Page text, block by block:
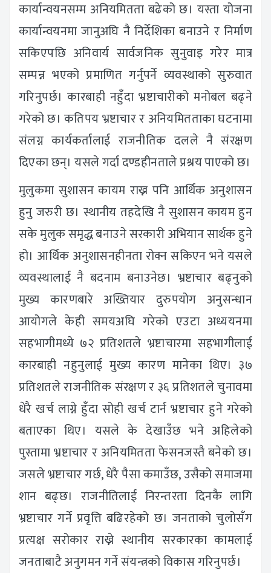
कार्यान्वयनसम्म अनियमितता बढेको छ। यस्ता योजना
कार्यान्वयनमा जानुअघि नै निर्देशिका बनाउने र निर्माण
सकिएपछि अनिवार्य सार्वजनिक सुनुवाइ गरेर मात्र
सम्पन्न भएको प्रमाणित गर्नुपर्ने व्यवस्थाको सुरुवात
गरिनुपर्छ। कारबाही नहुँदा भ्रष्टाचारीको मनोबल बढ्ने
गरेको छ। कतिपय भ्रष्टाचार र अनियमितताका घटनामा
संलग्न कार्यकर्तालाई राजनीतिक दलले नै संरक्षण
दिएका छन्। यसले गर्दा दण्डहीनताले प्रश्रय पाएको छ।
मुलुकमा सुशासन कायम राख्न पनि आर्थिक अनुशासन
हुनु जरुरी छ। स्थानीय तहदेखि नै सुशासन कायम हुन
सके मुलुक समृद्ध बनाउने सरकारी अभियान सार्थक हुने
हो। आर्थिक अनुशासनहीनता रोक्न सकिएन भने यसले
व्यवस्थालाई नै बदनाम बनाउनेछ। भ्रष्टाचार बढ्नुको
मुख्य कारणबारे अख्तियार दुरुपयोग अनुसन्धान
आयोगले केही समयअघि गरेको एउटा अध्ययनमा
सहभागीमध्ये ७२ प्रतिशतले भ्रष्टाचारमा सहभागीलाई
कारबाही नहुनुलाई मुख्य कारण मानेका थिए। ३७
प्रतिशतले राजनीतिक संरक्षण र ३६ प्रतिशतले चुनावमा
धेरै खर्च लाग्ने हुँदा सोही खर्च टार्न भ्रष्टाचार हुने गरेको
बताएका थिए। यसले के देखाउँछ भने अहिलेको
पुस्तामा भ्रष्टाचार र अनियमितता फेसनजस्तै बनेको छ।
जसले भ्रष्टाचार गर्छ, धेरै पैसा कमाउँछ, उसैको समाजमा
शान बढ्छ। राजनीतिलाई निरन्तरता दिनकै लागि
भ्रष्टाचार गर्ने प्रवृत्ति बढिरहेको छ। जनताको चुलोसँग
प्रत्यक्ष सरोकार राख्ने स्थानीय सरकारका कामलाई
जनताबाटै अनुगमन गर्ने संयन्त्रको विकास गरिनुपर्छ।